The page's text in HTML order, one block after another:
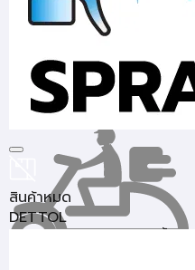
สินค้าหมด
DETTOL